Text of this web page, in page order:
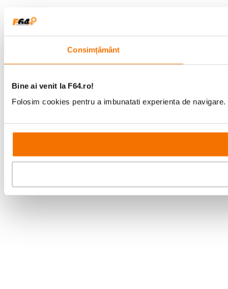
Consimțământ
Bine ai venit la F64.ro!
Folosim cookies pentru a imbunatati experienta de